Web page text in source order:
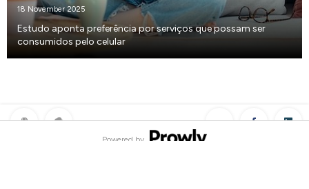
18 November 2025
Estudo aponta preferência por serviços que possam ser
consumidos pelo celular
Powered by